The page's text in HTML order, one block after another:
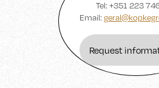
Tel: +351 223
Email:
Request